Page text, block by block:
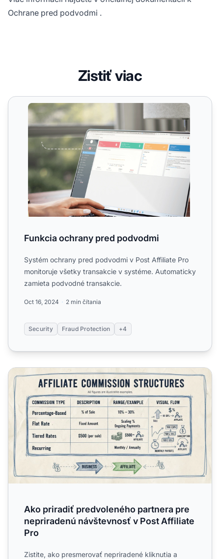
Ochrane pred podvodmi .
Zistiť viac
Funkcia ochrany pred podvodmi
Funkcia ochrany pred podvodmi
Systém ochrany pred podvodmi v Post Affiliate Pro
monitoruje všetky transakcie v systéme. Automaticky
zamieta podvodné transakcie.
Oct 16, 2024 2 min čítania
Security Fraud Protection +4
Ako priradiť predvoleného partnera pre nepriradenú
Ako priradiť predvoleného partnera pre
nepriradenú návštevnosť v Post Affiliate
Pro
Zistite, ako presmerovať nepriradené kliknutia a